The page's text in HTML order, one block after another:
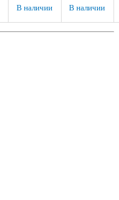
R15
В наличии В наличии